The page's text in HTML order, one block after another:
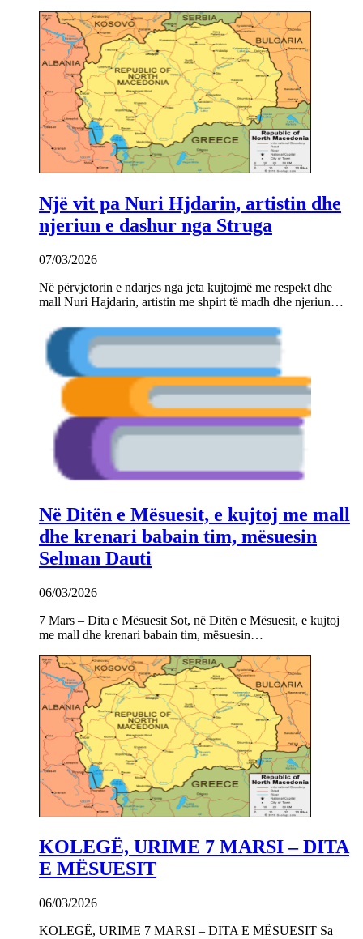
Një vit pa Nuri Hjdarin, artistin dhe
njeriun e dashur nga Struga
07/03/2026
Në përvjetorin e ndarjes nga jeta kujtojmë me respekt dhe
mall Nuri Hajdarin, artistin me shpirt të madh dhe njeriun…
Në Ditën e Mësuesit, e kujtoj me mall
dhe krenari babain tim, mësuesin
Selman Dauti
06/03/2026
7 Mars – Dita e Mësuesit Sot, në Ditën e Mësuesit, e kujtoj
me mall dhe krenari babain tim, mësuesin…
KOLEGË, URIME 7 MARSI – DITA
E MËSUESIT
06/03/2026
KOLEGË, URIME 7 MARSI – DITA E MËSUESIT Sa